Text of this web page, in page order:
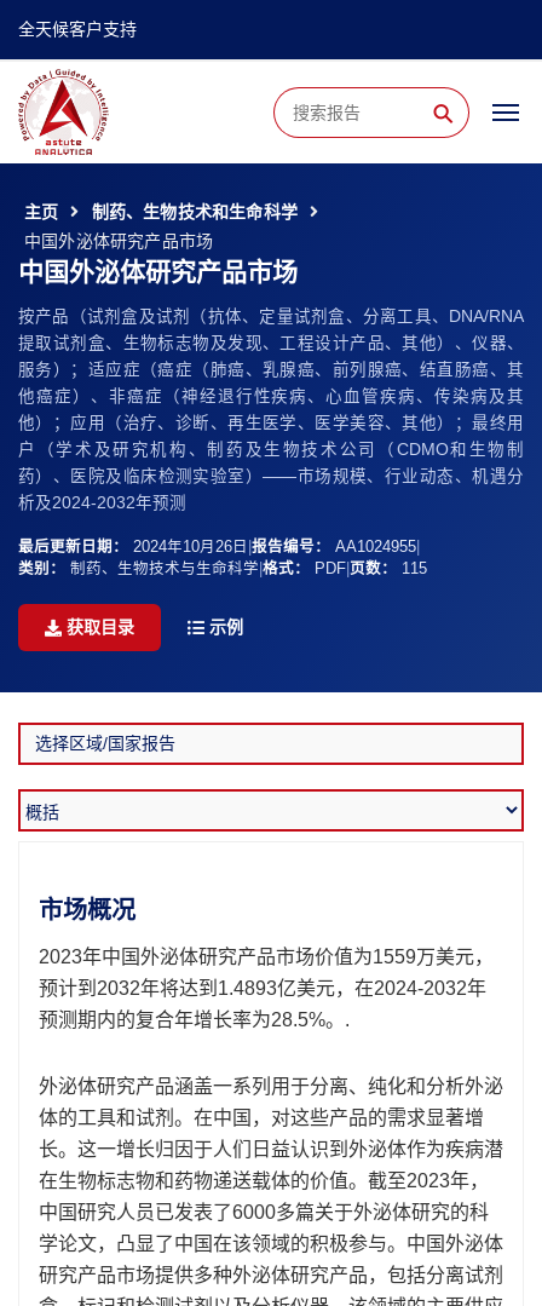
全天候客户支持
⚲
主页
制药、生物技术和生命科学
中国外泌体研究产品市场
中国外泌体研究产品市场
按产品（试剂盒及试剂（抗体、定量试剂盒、分离工具、DNA/RNA
提取试剂盒、生物标志物及发现、工程设计产品、其他）、仪器、
服务）；适应症（癌症（肺癌、乳腺癌、前列腺癌、结直肠癌、其
他癌症）、非癌症（神经退行性疾病、心血管疾病、传染病及其
他）；应用（治疗、诊断、再生医学、医学美容、其他）；最终用
户（学术及研究机构、制药及生物技术公司（CDMO和生物制
药）、医院及临床检测实验室）——市场规模、行业动态、机遇分
析及2024-2032年预测
最后更新日期： 2024年10月26日 报告编号： AA1024955
类别：
制药、生物技术与生命科学 格式： PDF 页数： 115
获取目录 示例
市场概况
2023年中国外泌体研究产品市场价值为1559万美元，
预计到2032年将达到1.4893亿美元，在2024-2032年
预测期内的复合年增长率为28.5%。.
外泌体研究产品涵盖一系列用于分离、纯化和分析外泌
体的工具和试剂。在中国，对这些产品的需求显著增
长。这一增长归因于人们日益认识到外泌体作为疾病潜
在生物标志物和药物递送载体的价值。截至2023年，
中国研究人员已发表了6000多篇关于外泌体研究的科
学论文，凸显了中国在该领域的积极参与。中国外泌体
研究产品市场提供多种外泌体研究产品，包括分离试剂